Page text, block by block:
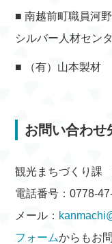
■ 南越前町職員河
シルバー人材セン
■ （有）山本製材
お問い合わせ
観光まちづくり課
電話番号：0778-
メール：
フォームからもお